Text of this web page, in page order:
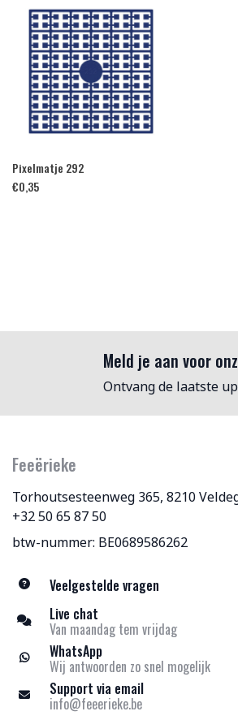
Pixelmatje 292
€0,35
Meld je aan voor
Ontvang de laatste
Feeërieke
Torhoutsesteenweg 365, 8210
+32 50 65 87 50
btw-nummer: BE0689586262
Veelgestelde vragen
Live chat
Van maandag tem vrijdag
WhatsApp
Wij antwoorden zo snel mogelijk
Support via email
info@feeerieke.be